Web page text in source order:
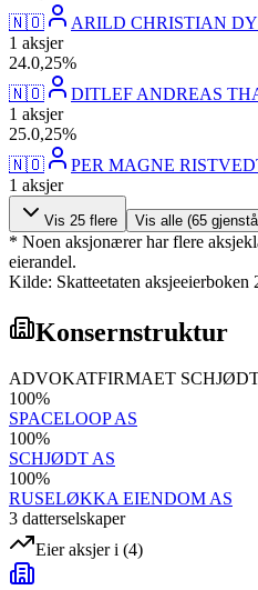
🇳🇴
ARILD CHRISTIAN
1 aksjer
24.0,25%
🇳🇴
DITLEF ANDREAS
1 aksjer
25.0,25%
🇳🇴
PER MAGNE
1 aksjer
Vis 25 flere Vis alle (65
* Noen aksjonærer har flere
eierandel.
Kilde: Skatteetaten aksjeeierboken
Konsernstruktur
ADVOKATFIRMAET
100%
SPACELOOP AS
100%
SCHJØDT AS
100%
RUSELØKKA EIENDOM AS
3 datterselskaper
Eier aksjer i (4)